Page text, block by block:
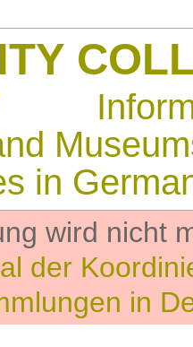
in
wird nicht
der
in